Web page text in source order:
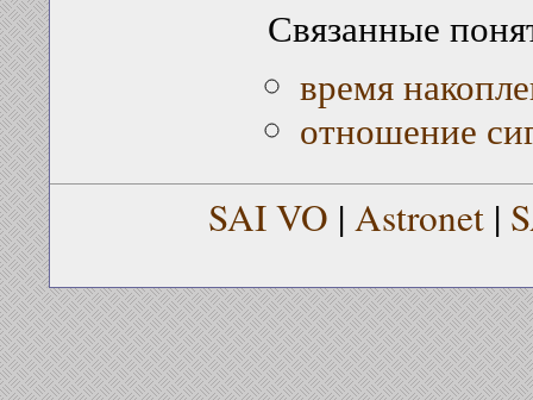
Связанные
время
отношение
SAI VO | Astronet |